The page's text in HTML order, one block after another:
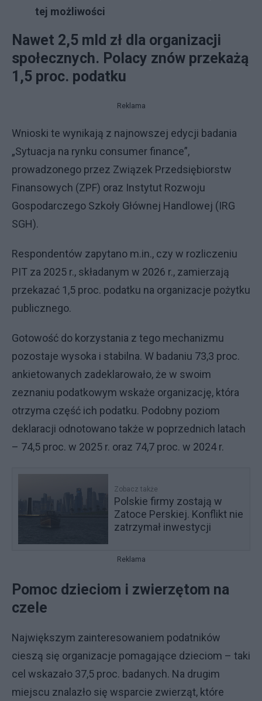
tej możliwości
Nawet 2,5 mld zł dla organizacji
społecznych. Polacy znów przekażą
1,5 proc. podatku
Reklama
Wnioski te wynikają z najnowszej edycji badania
„Sytuacja na rynku consumer finance”,
prowadzonego przez Związek Przedsiębiorstw
Finansowych (ZPF) oraz Instytut Rozwoju
Gospodarczego Szkoły Głównej Handlowej (IRG
SGH).
Respondentów zapytano m.in., czy w rozliczeniu
PIT za 2025 r., składanym w 2026 r., zamierzają
przekazać 1,5 proc. podatku na organizacje pożytku
publicznego.
Gotowość do korzystania z tego mechanizmu
pozostaje wysoka i stabilna. W badaniu 73,3 proc.
ankietowanych zadeklarowało, że w swoim
zeznaniu podatkowym wskaże organizację, która
otrzyma część ich podatku. Podobny poziom
deklaracji odnotowano także w poprzednich latach
– 74,5 proc. w 2025 r. oraz 74,7 proc. w 2024 r.
Zobacz także
Polskie firmy zostają w
Zatoce Perskiej. Konflikt nie
zatrzymał inwestycji
Reklama
Pomoc dzieciom i zwierzętom na
czele
Największym zainteresowaniem podatników
cieszą się organizacje pomagające dzieciom – taki
cel wskazało 37,5 proc. badanych. Na drugim
miejscu znalazło się wsparcie zwierząt, które